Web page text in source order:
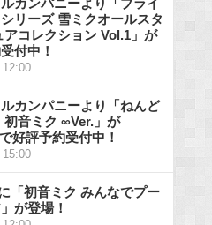
カンパニーより「ブライ
リーズ 雪ミクオールスタ
アコレクション Vol.1」が
付中！
カンパニーより「ねんど
初音ミク ∞Ver.」が
好評予約受付中！
「初音ミク みんなでプー
が登場！